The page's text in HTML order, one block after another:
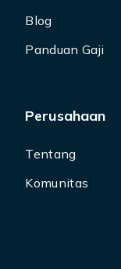
Blog
Panduan Gaji
Perusahaan
Tentang
Komunitas